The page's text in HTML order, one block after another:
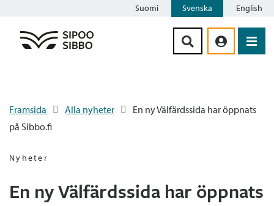
Suomi Svenska English
Framsida Alla nyheter
En ny Välfärdssida har öppnats
på Sibbo.fi
Nyheter
En ny Välfärdssida har öppnats